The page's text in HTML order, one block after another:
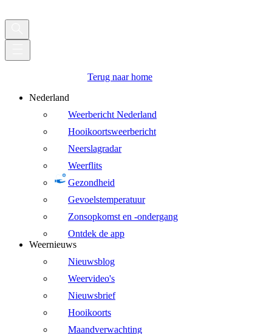
Terug naar home
Nederland
Weerbericht Nederland
Hooikoortsweerbericht
Neerslagradar
Weerflits
Gezondheid
Gevoelstemperatuur
Zonsopkomst en -ondergang
Ontdek de app
Weernieuws
Nieuwsblog
Weervideo's
Nieuwsbrief
Hooikoorts
Maandverwachting